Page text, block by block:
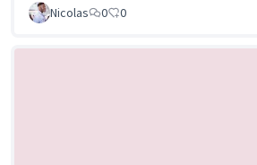
Nicolas
0 0